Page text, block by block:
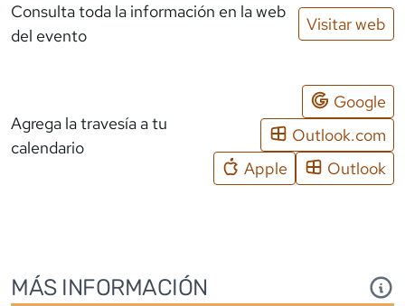
Consulta toda la información en la web
del evento
Visitar web
Agrega la travesía a tu
calendario
Google
Outlook.com
Apple
Outlook
MÁS INFORMACIÓN